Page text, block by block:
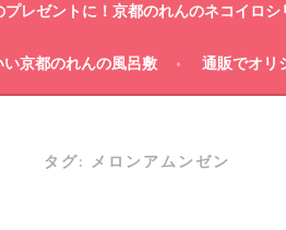
レゼントに！京都のれんのネコイロシ
京都のれんの風呂敷 通販でオリ
タグ: メロンアムンゼン